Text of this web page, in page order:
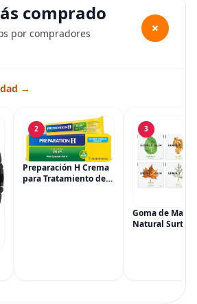
comprado
por compradores
+
→
2
Preparación H Crema
para Tratamiento de
3
Goma de
Natural